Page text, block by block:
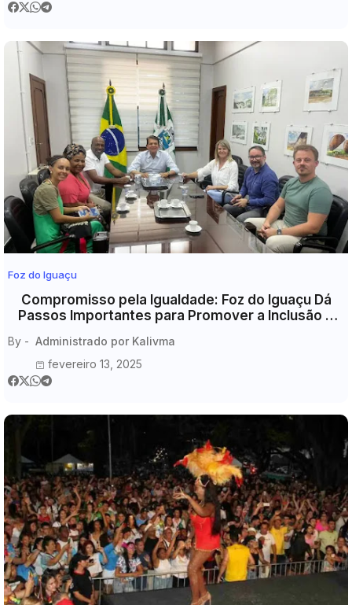
Foz do Iguaçu
Compromisso pela Igualdade: Foz do Iguaçu Dá
Passos Importantes para Promover a Inclusão e
By - Administrado por Kalivma
fevereiro 13, 2025